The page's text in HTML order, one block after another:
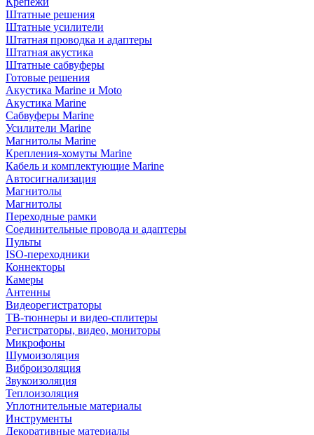
Штатные решения
Штатные усилители
Штатная проводка и адаптеры
Штатная акустика
Штатные сабвуферы
Готовые решения
Акустика Marine и Moto
Акустика Marine
Сабвуферы Marine
Усилители Marine
Магнитолы Marine
Крепления-хомуты Marine
Кабель и комплектующие Marine
Автосигнализация
Магнитолы
Магнитолы
Переходные рамки
Соединительные провода и адаптеры
Пульты
ISO-переходники
Коннекторы
Камеры
Антенны
Видеорегистраторы
ТВ-тюннеры и видео-сплитеры
Регистраторы, видео, мониторы
Микрофоны
Шумоизоляция
Виброизоляция
Звукоизоляция
Теплоизоляция
Уплотнительные материалы
Инструменты
Декоративные материалы